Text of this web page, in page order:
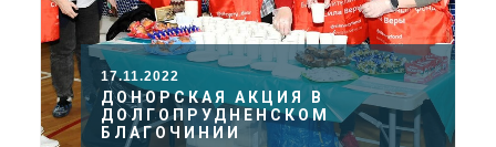
17.11.2022
ДОНОРСКАЯ АКЦИЯ В
ДОЛГОПРУДНЕНСКОМ
БЛАГОЧИНИИ